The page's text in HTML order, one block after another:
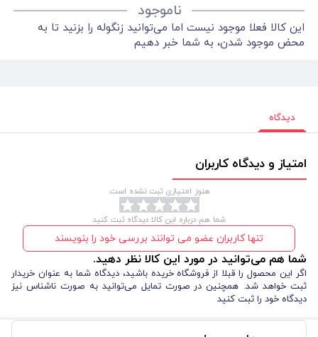
ناموجود
این کالا فعلا موجود نیست اما می‌توانید زنگوله را بزنید تا به
محض موجود شدن، به شما خبر دهیم
دیدگاه
امتیاز و دیدگاه کاربران
هنوز امتیازی ثبت نشده است.
شما هم درباره این کالا دیدگاه ثبت کنید
تنها کاربران عضو می توانند بررسی خود را بنویسند
شما هم می‌توانید در مورد این کالا نظر دهید.
اگر این محصول را قبلا از فروشگاه خریده باشید، دیدگاه شما به عنوان خریدار
ثبت خواهد شد. همچنین در صورت تمایل می‌توانید به صورت ناشناس نیز
دیدگاه خود را ثبت کنید